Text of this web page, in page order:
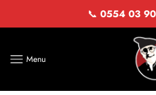
📞 0554 03
Menu